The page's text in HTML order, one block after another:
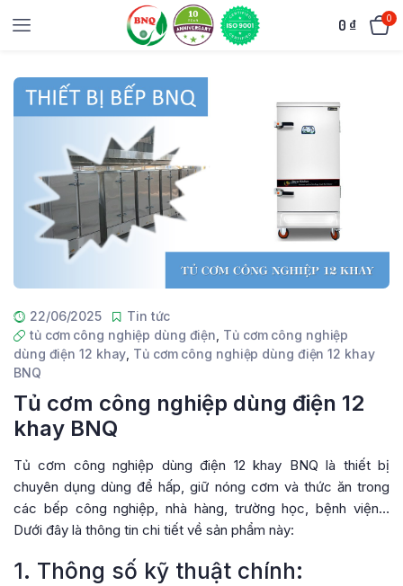
0 ₫ 0
22/06/2025
Tin tức
tủ cơm công nghiệp dùng điện Tủ cơm công nghiệp
dùng điện 12 khay Tủ cơm công nghiệp dùng điện 12 khay
BNQ
Tủ cơm công nghiệp dùng điện 12
khay BNQ
Tủ cơm công nghiệp dùng điện 12 khay BNQ là thiết bị
chuyên dụng dùng để hấp, giữ nóng cơm và thức ăn trong
các bếp công nghiệp, nhà hàng, trường học, bệnh viện…
Dưới đây là thông tin chi tiết về sản phẩm này:
1. Thông số kỹ thuật chính: